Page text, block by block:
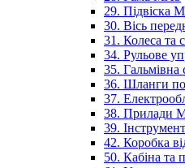
29. Підвіска
30. Вісь
31. Колеса та
34. Рульове
35.
36. Шланги
37.
38. Прилади
39.
42. Коробка
50. Кабіна та